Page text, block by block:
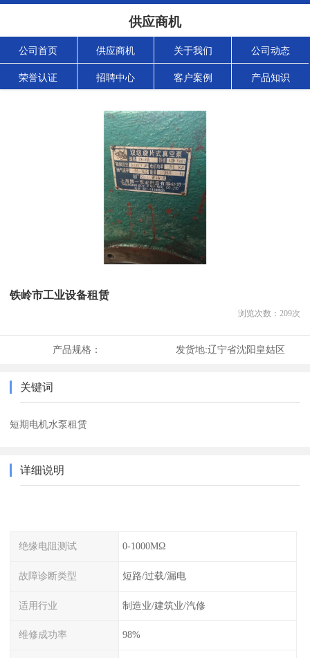
供应商机
公司首页 供应商机 关于我们 公司动态
荣誉认证 招聘中心 客户案例 产品知识
铁岭市工业设备租赁
浏览次数： 209次
产品规格： 发货地:辽宁省沈阳皇姑区
关键词
短期电机水泵租赁
详细说明
绝缘电阻测试 0-1000MΩ
故障诊断类型 短路/过载/漏电
适用行业 制造业/建筑业/汽修
维修成功率 98%